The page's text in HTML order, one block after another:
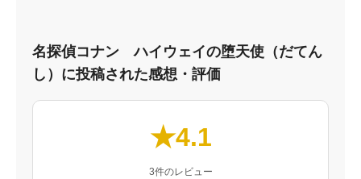
名探偵コナン ハイウェイの堕天使（だてん
し）に投稿された感想・評価
★4.1
3件のレビュー